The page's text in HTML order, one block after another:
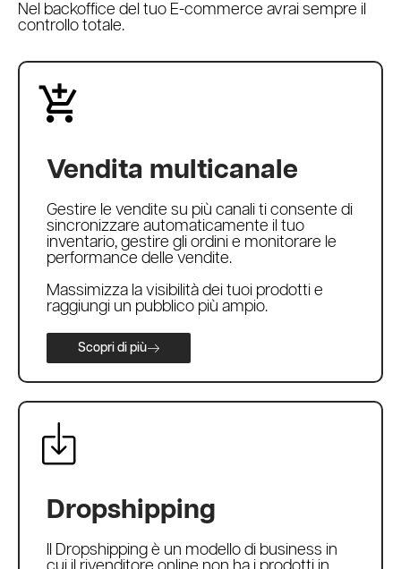
Nel backoffice del tuo E-commerce avrai sempre il
controllo totale.
Vendita multicanale
Gestire le vendite su più canali ti consente di
sincronizzare automaticamente il tuo
inventario, gestire gli ordini e monitorare le
performance delle vendite.
Massimizza la visibilità dei tuoi prodotti e
raggiungi un pubblico più ampio.
Scopri di più
Dropshipping
Il Dropshipping è un modello di business in